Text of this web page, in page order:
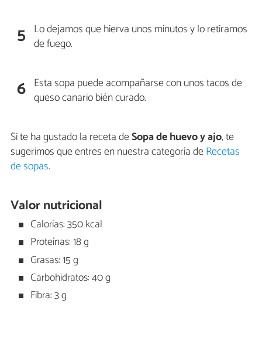
5 Lo dejamos que hierva unos minutos y lo retiramos
de fuego.
6 Esta sopa puede acompañarse con unos tacos de
queso canario bién curado.
Si te ha gustado la receta deSopa de huevo y ajo, te
sugerimos que entres en nuestra categoría deRecetas
de sopas.
Valor nutricional
Calorías: 350 kcal
Proteínas: 18 g
Grasas: 15 g
Carbohidratos: 40 g
Fibra: 3 g